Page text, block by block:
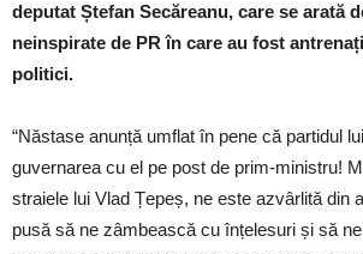
deputat Ștefan Secăreanu, care se arată
neinspirate de PR în care au fost
politici.
“Năstase anunță umflat în pene că partidul
guvernarea cu el pe post de prim-ministru!
straiele lui Vlad Țepeș, ne este azvârlită din
pusă să ne zâmbească cu înțelesuri și să